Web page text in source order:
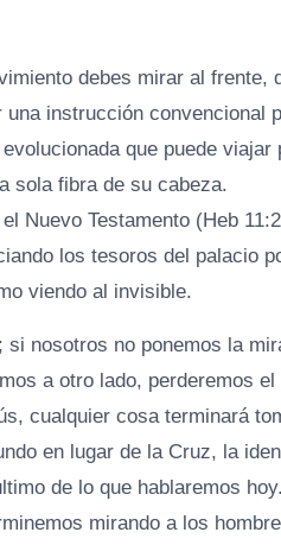
debes mirar al frente,
una instrucción convencional
que puede viajar
sola fibra de su cabeza.
Nuevo Testamento (Heb
los tesoros del palacio
viendo al invisible.
nosotros no ponemos la
a otro lado, perderemos
cualquier cosa terminará
en lugar de la Cruz, la
de lo que hablaremos
mirando a los